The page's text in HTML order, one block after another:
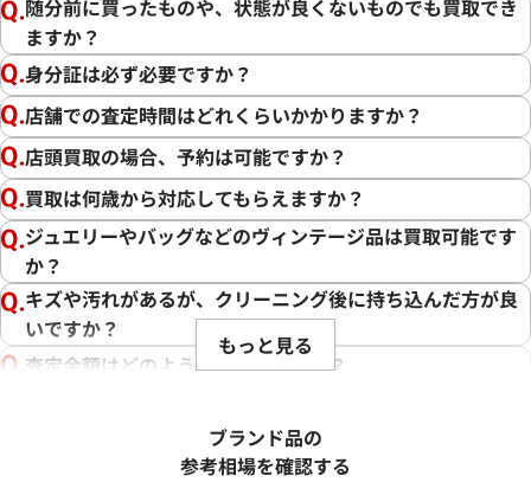
随分前に買ったものや、状態が良くないものでも買取でき
ますか？
身分証は必ず必要ですか？
店舗での査定時間はどれくらいかかりますか？
店頭買取の場合、予約は可能ですか？
買取は何歳から対応してもらえますか？
ジュエリーやバッグなどのヴィンテージ品は買取可能です
か？
キズや汚れがあるが、クリーニング後に持ち込んだ方が良
いですか？
査定金額はどのように決まりますか？
売却するか悩んでいるのですが、査定だけお願いできます
もっと見る
ブランド品の
参考相場を確認する